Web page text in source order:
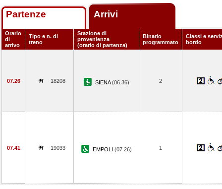
Partenze Arrivi
Orario
di
arrivo
Tipo e n. di
treno
Stazione di
provenienza
(orario di partenza)
Binario
programmato
Classi e
bordo
07.26 18208 SIENA(06.36) 2
07.41 19033 EMPOLI (07.26) 1